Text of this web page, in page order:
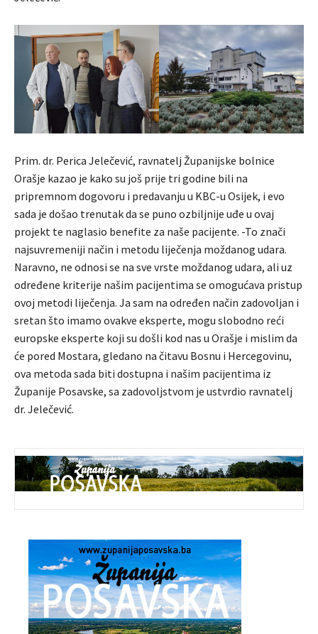
Prim. dr. Perica Jelečević, ravnatelj Županijske bolnice
Orašje kazao je kako su još prije tri godine bili na
pripremnom dogovoru i predavanju u KBC-u Osijek, i evo
sada je došao trenutak da se puno ozbiljnije uđe u ovaj
projekt te naglasio benefite za naše pacijente. -To znači
najsuvremeniji način i metodu liječenja moždanog udara.
Naravno, ne odnosi se na sve vrste moždanog udara, ali uz
određene kriterije našim pacijentima se omogućava pristup
ovoj metodi liječenja. Ja sam na određen način zadovoljan i
sretan što imamo ovakve eksperte, mogu slobodno reći
europske eksperte koji su došli kod nas u Orašje i mislim da
će pored Mostara, gledano na čitavu Bosnu i Hercegovinu,
ova metoda sada biti dostupna i našim pacijentima iz
Županije Posavske, sa zadovoljstvom je ustvrdio ravnatelj
dr. Jelečević.